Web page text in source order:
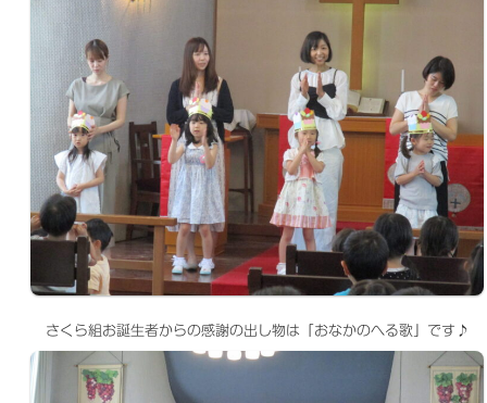
さくら組お誕生者からの感謝の出し物は「おなかのへる歌」です♪